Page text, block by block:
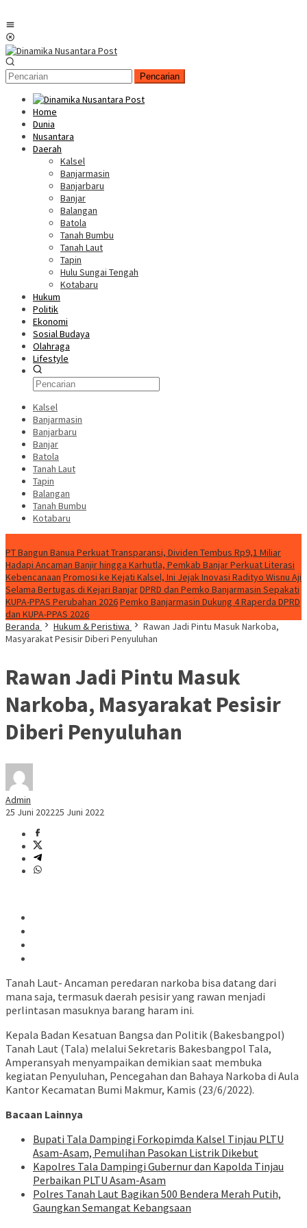
Pencarian
Home
Dunia
Nusantara
Daerah
Kalsel
Banjarmasin
Banjarbaru
Banjar
Balangan
Batola
Tanah Bumbu
Tanah Laut
Tapin
Hulu Sungai Tengah
Kotabaru
Hukum
Politik
Ekonomi
Sosial Budaya
Olahraga
Lifestyle
Kalsel
Banjarmasin
Banjarbaru
Banjar
Batola
Tanah Laut
Tapin
Balangan
Tanah Bumbu
Kotabaru
PT Bangun Banua Perkuat Transparansi, Dividen Tembus Rp9,1 Miliar
Hadapi Ancaman Banjir hingga Karhutla, Pemkab Banjar Perkuat Literasi
Kebencanaan Promosi ke Kejati Kalsel, Ini Jejak Inovasi Radityo Wisnu Aji
Selama Bertugas di Kejari BanjarDPRD dan Pemko Banjarmasin Sepakati
KUPA-PPAS Perubahan 2026Pemko Banjarmasin Dukung 4 Raperda DPRD
dan KUPA-PPAS 2026
Beranda
Hukum & Peristiwa
Rawan Jadi Pintu Masuk Narkoba,
Masyarakat Pesisir Diberi Penyuluhan
Rawan Jadi Pintu Masuk
Narkoba, Masyarakat Pesisir
Diberi Penyuluhan
Admin
25 Juni 202225 Juni 2022
Tanah Laut- Ancaman peredaran narkoba bisa datang dari
mana saja, termasuk daerah pesisir yang rawan menjadi
perlintasan masuknya barang haram ini.
Kepala Badan Kesatuan Bangsa dan Politik (Bakesbangpol)
Tanah Laut (Tala) melalui Sekretaris Bakesbangpol Tala,
Amperansyah menyampaikan demikian saat membuka
kegiatan Penyuluhan, Pencegahan dan Bahaya Narkoba di Aula
Kantor Kecamatan Bumi Makmur, Kamis (23/6/2022).
Bacaan Lainnya
Bupati Tala Dampingi Forkopimda Kalsel Tinjau PLTU
Asam-Asam, Pemulihan Pasokan Listrik Dikebut
Kapolres Tala Dampingi Gubernur dan Kapolda Tinjau
Perbaikan PLTU Asam-Asam
Polres Tanah Laut Bagikan 500 Bendera Merah Putih,
Gaungkan Semangat Kebangsaan